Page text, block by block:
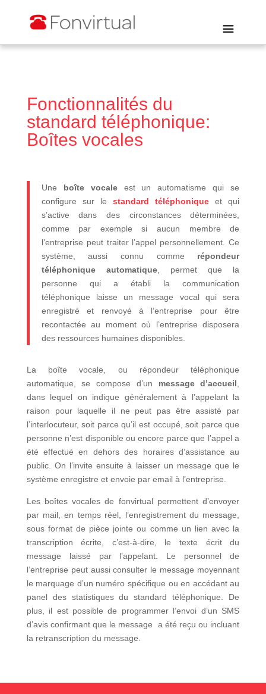
Fonctionnalités du
standard téléphonique:
Boîtes vocales
Une boîte vocale est un automatisme qui se
configure sur le standard téléphonique et qui
s’active dans des circonstances déterminées,
comme par exemple si aucun membre de
l’entreprise peut traiter l’appel personnellement. Ce
système, aussi connu comme répondeur
téléphonique automatique, permet que la
personne qui a établi la communication
téléphonique laisse un message vocal qui sera
enregistré et renvoyé à l’entreprise pour être
recontactée au moment où l’entreprise disposera
des ressources humaines disponibles.
La boîte vocale, ou répondeur téléphonique
automatique, se compose d’un message d’accueil
dans lequel on indique généralement à l’appelant la
raison pour laquelle il ne peut pas être assisté par
l’interlocuteur, soit parce qu’il est occupé, soit parce que
personne n’est disponible ou encore parce que l’appel a
été effectué en dehors des horaires d’assistance au
public. On l’invite ensuite à laisser un message que le
système enregistre et envoie par email à l’entreprise.
Les boîtes vocales de fonvirtual permettent d’envoyer
par mail, en temps réel, l’enregistrement du message,
sous format de pièce jointe ou comme un lien avec la
transcription écrite, c’est-à-dire, le texte écrit du
message laissé par l’appelant. Le personnel de
l’entreprise peut aussi consulter le message moyennant
le marquage d’un numéro spécifique ou en accédant au
panel des statistiques du standard téléphonique. De
plus, il est possible de programmer l’envoi d’un SMS
d’avis confirmant que le message a été reçu ou incluant
la retranscription du message.